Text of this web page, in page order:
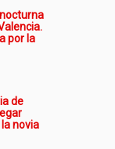
por la
de
novia